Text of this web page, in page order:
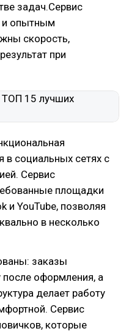
задач.Сервис
и опытным
скорость,
при
в социальных сетях с
Сервис
площадки
и YouTube, позволяя
в несколько
заказы
после оформления, а
делает работу
Сервис
которые